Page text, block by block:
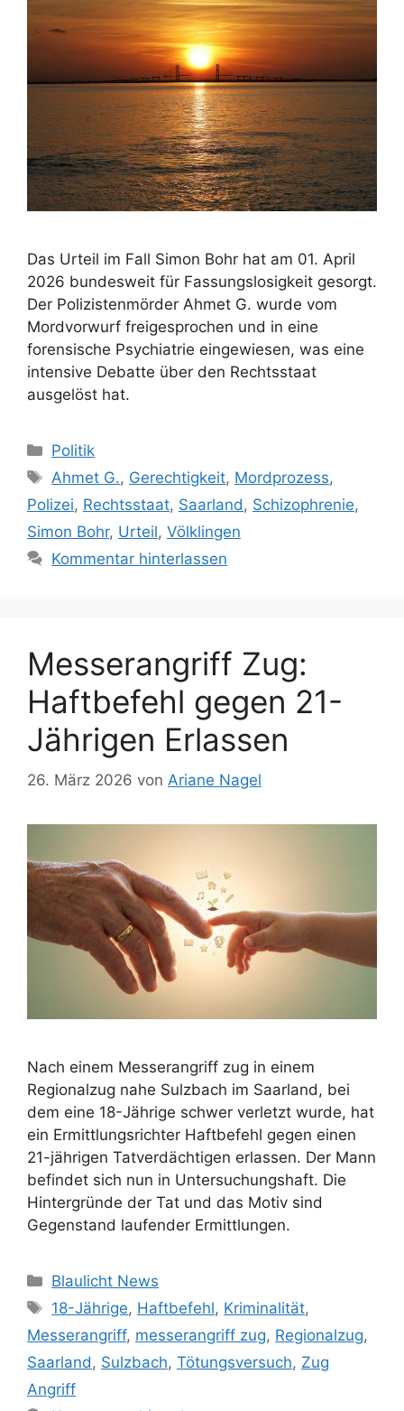
Das Urteil im Fall Simon Bohr hat am 01. April
2026 bundesweit für Fassungslosigkeit gesorgt.
Der Polizistenmörder Ahmet G. wurde vom
Mordvorwurf freigesprochen und in eine
forensische Psychiatrie eingewiesen, was eine
intensive Debatte über den Rechtsstaat
ausgelöst hat.
Kategorien
Politik
Schlagwörter
Ahmet G., Gerechtigkeit, Mordprozess,
Polizei, Rechtsstaat, Saarland, Schizophrenie,
Simon Bohr, Urteil, Völklingen
Kommentar hinterlassen
Messerangriff Zug:
Haftbefehl gegen 21-
Jährigen Erlassen
26. März 2026 von Ariane Nagel
Nach einem Messerangriff zug in einem
Regionalzug nahe Sulzbach im Saarland, bei
dem eine 18-Jährige schwer verletzt wurde, hat
ein Ermittlungsrichter Haftbefehl gegen einen
21-jährigen Tatverdächtigen erlassen. Der Mann
befindet sich nun in Untersuchungshaft. Die
Hintergründe der Tat und das Motiv sind
Gegenstand laufender Ermittlungen.
Kategorien
Blaulicht News
Schlagwörter
18-Jährige, Haftbefehl, Kriminalität,
Messerangriff, messerangriff zug, Regionalzug,
Saarland, Sulzbach, Tötungsversuch, Zug
Angriff